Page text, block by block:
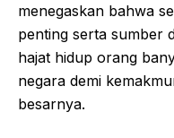
menegaskan bahwa
penting serta sumber
hajat hidup orang
negara demi
besarnya.